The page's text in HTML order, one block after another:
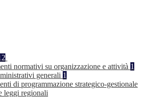
normativi su organizzazione e attività 1
generali 1
di programmazione strategico-gestionale
leggi regionali